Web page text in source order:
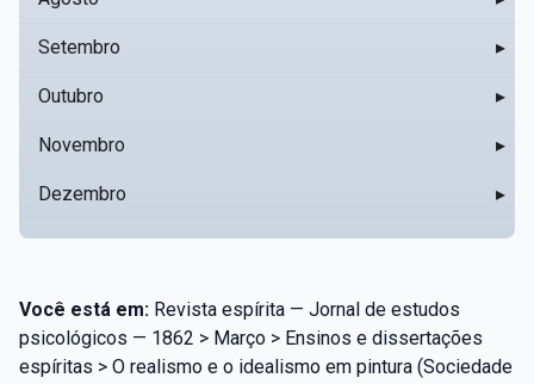
Setembro ▸
Outubro ▸
Novembro ▸
Dezembro ▸
Você está em: Revista espírita — Jornal de estudos
psicológicos — 1862 > Março > Ensinos e dissertações
espíritas > O realismo e o idealismo em pintura (Sociedade